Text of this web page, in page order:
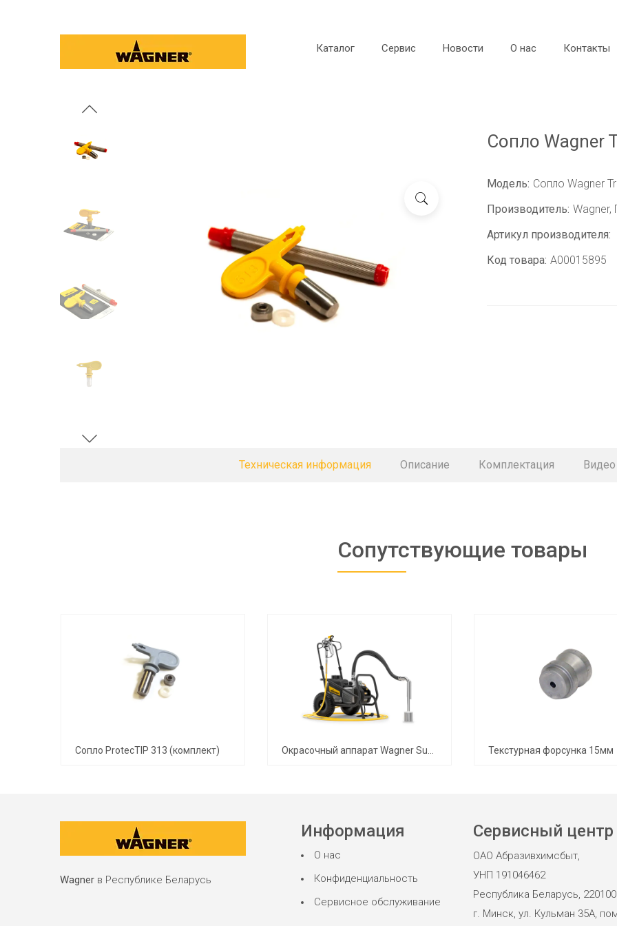
Каталог Сервис Новости О нас Контакты
Сопло Wagner
Модель: Сопло Wagner
Производитель: Wagner,
Артикул производителя:
Код товара: A00015895
Техническая информация Описание Комплектация Видео
Сопутствующие товары
Сопло ProtecTIP 313 (комплект) Окрасочный аппарат Wagner SuperFinish 33 Pro Текстурная форсунка 15мм
Wagner в Республике Беларусь
Информация
О нас
Конфиденциальность
Сервисное обслуживание
Сервисный центр
ОАО Абразивхимсбыт,
УНП 191046462
Республика Беларусь, 220100
г. Минск, ул. Кульман 35А,